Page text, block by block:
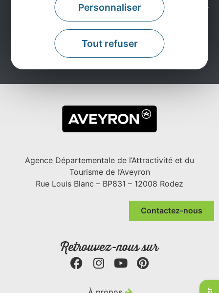
Personnaliser
Tout refuser
vous inspirer pour profiter pleinement de votre séjour
en Aveyron.
Agence Départementale de l’Attractivité et du
Tourisme de l’Aveyron
Rue Louis Blanc – BP831 – 12008 Rodez
Contactez-nous
Retrouvez-nous sur